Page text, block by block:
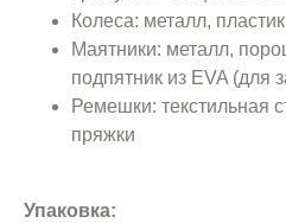
Колеса: металл,
Маятники: металл,
подпятник из EVA (для
Ремешки: текстильная
пряжки
Упаковка: